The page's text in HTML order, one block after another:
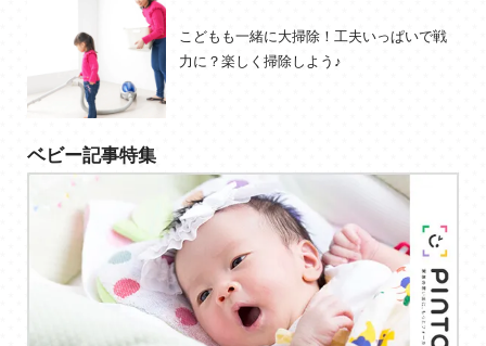
こどもも一緒に大掃除！工夫いっぱいで戦
力に？楽しく掃除しよう♪
ベビー記事特集